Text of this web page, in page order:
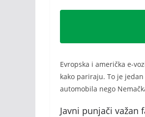
Evropska i američka e-
kako pariraju. To je
automobila nego
Javni punjači važan